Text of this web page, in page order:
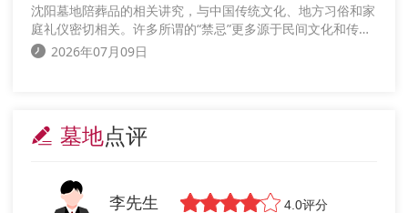
沈阳墓地陪葬品的相关讲究，与中国传统文化、地方习俗和家
庭礼仪密切相关。许多所谓的“禁忌”更多源于民间文化和传统
观念，其核心目的在于表达对逝者的敬意，而不是绝对的行为
2026年07月09日
墓地点评
李先生 4.0评分